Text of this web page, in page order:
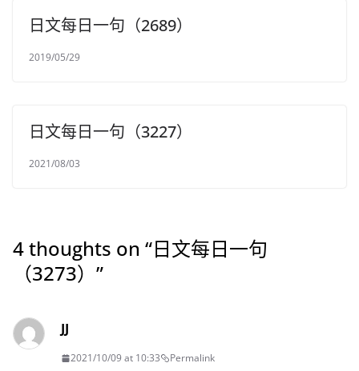
日文每日一句（2689）
2019/05/29
日文每日一句（3227）
2021/08/03
4 thoughts on “日文每日一句
（3273） ”
JJ
2021/10/09 at 10:33 Permalink